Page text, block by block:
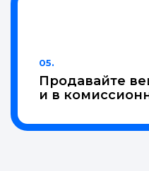
05.
Продавайте
и в